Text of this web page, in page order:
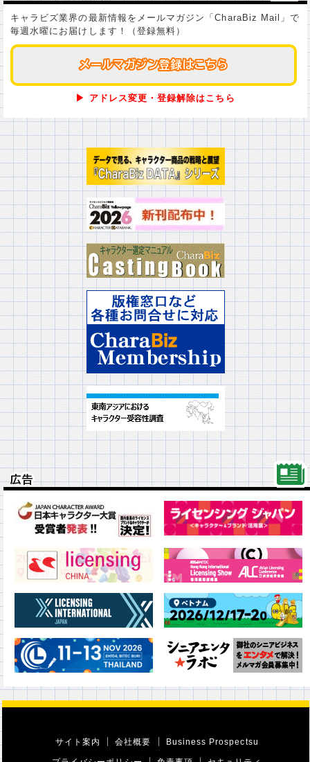
キャラビズ業界の最新情報をメールマガジン「CharaBiz Mail」で
毎週水曜にお届けします！（登録無料）
メールマガジン登録はこちら
メールマガジン登録はこちら
▶ アドレス変更・登録解除はこちら
広告
広告
サイト案内 会社概要 Business Prospectsu